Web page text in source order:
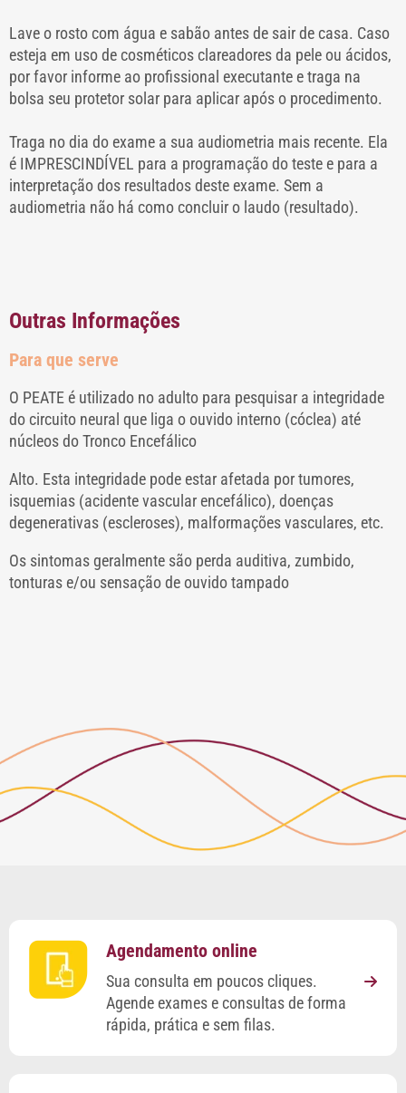
Lave o rosto com água e sabão antes de sair de casa. Caso
esteja em uso de cosméticos clareadores da pele ou ácidos,
por favor informe ao profissional executante e traga na
bolsa seu protetor solar para aplicar após o procedimento.
Traga no dia do exame a sua audiometria mais recente. Ela
é IMPRESCINDÍVEL para a programação do teste e para a
interpretação dos resultados deste exame. Sem a
audiometria não há como concluir o laudo (resultado).
Outras Informações
Para que serve
O PEATE é utilizado no adulto para pesquisar a integridade
do circuito neural que liga o ouvido interno (cóclea) até
núcleos do Tronco Encefálico
Alto. Esta integridade pode estar afetada por tumores,
isquemias (acidente vascular encefálico), doenças
degenerativas (escleroses), malformações vasculares, etc.
Os sintomas geralmente são perda auditiva, zumbido,
tonturas e/ou sensação de ouvido tampado
Agendamento online
Sua consulta em poucos cliques.
Agende exames e consultas de forma
rápida, prática e sem filas.